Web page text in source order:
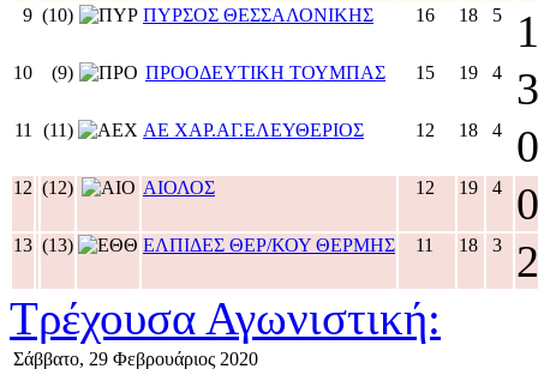
9 (10) ΠΥΡΣΟΣ ΘΕΣΣΑΛΟΝΙΚΗΣ 16 18 5
10 (9) ΠΡΟΟΔΕΥΤΙΚΗ ΤΟΥΜΠΑΣ 15 19 4
11 (11) ΑΕ ΧΑΡ.ΑΓ.ΕΛΕΥΘΕΡΙΟΣ 12 18 4
12 (12) ΑΙΟΛΟΣ 12 19 4
13 (13) ΕΛΠΙΔΕΣ ΘΕΡ/ΚΟΥ ΘΕΡΜΗΣ 11 18 3
Τρέχουσα Αγωνιστική:
Σάββατο, 29 Φεβρουάριος 2020